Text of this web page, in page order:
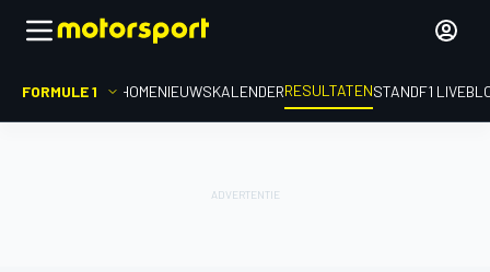
FORMULE 1 HOMENIEUWSKALENDERRESULTATENSTANDF1